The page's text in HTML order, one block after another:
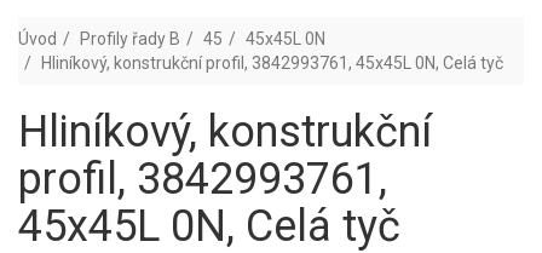
Úvod Profily řady B 45
45x45L 0N
Hliníkový, konstrukční profil, 3842993761, 45x45L 0N, Celá tyč
Hliníkový, konstrukční
profil, 3842993761,
45x45L 0N, Celá tyč